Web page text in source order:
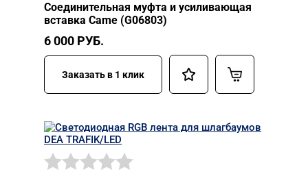
Соединительная муфта и усиливающая
вставка Came (G06803)
6 000 РУБ.
Заказать в 1 клик